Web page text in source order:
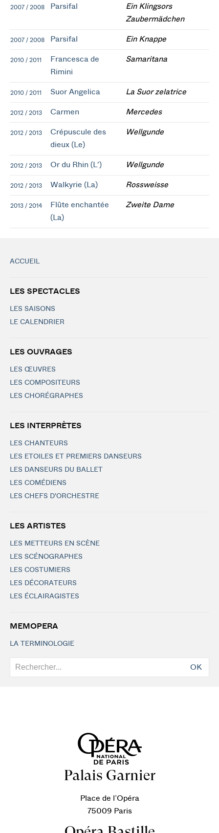
2007 / 2008 Parsifal
Ein Klingsors
Zaubermädchen
2007 / 2008 Parsifal Ein Knappe
2010 / 2011
Francesca de
Rimini
Samaritana
2010 / 2011 Suor Angelica La Suor zelatrice
2012 / 2013 Carmen Mercedes
2012 / 2013
Crépuscule des
dieux (Le)
Wellgunde
2012 / 2013 Or du Rhin (L') Wellgunde
2012 / 2013 Walkyrie (La) Rossweisse
2013 / 2014
Flûte enchantée
(La)
Zweite Dame
ACCUEIL
LES SPECTACLES
LES SAISONS
LE CALENDRIER
LES OUVRAGES
LES ŒUVRES
LES COMPOSITEURS
LES CHORÉGRAPHES
LES INTERPRÈTES
LES CHANTEURS
LES ETOILES ET PREMIERS DANSEURS
LES DANSEURS DU BALLET
LES COMÉDIENS
LES CHEFS D'ORCHESTRE
LES ARTISTES
LES METTEURS EN SCÈNE
LES SCÉNOGRAPHES
LES COSTUMIERS
LES DÉCORATEURS
LES ÉCLAIRAGISTES
MEMOPERA
LA TERMINOLOGIE
OK
Palais Garnier
Place de l’Opéra
75009 Paris